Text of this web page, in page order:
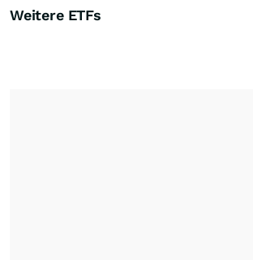
Weitere ETFs